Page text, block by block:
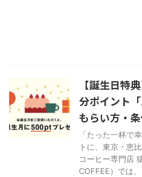
【誕生日特
分ポイント「
もらい方・
「たった一杯で
トに、東京・恵
コーヒー専門店
COFFEE）では